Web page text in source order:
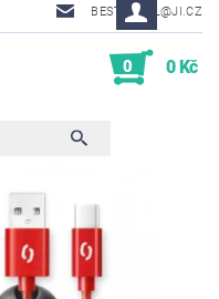
BESTMOBIL@JI.CZ
0 0 Kč